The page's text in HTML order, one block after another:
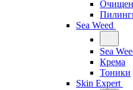
Sea Weed
Sea
Крема
Тоники
Skin Expert